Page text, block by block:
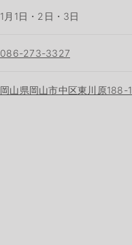
1月1日・2日・3日
086-273-3327
岡山県岡山市中区東川原188-1